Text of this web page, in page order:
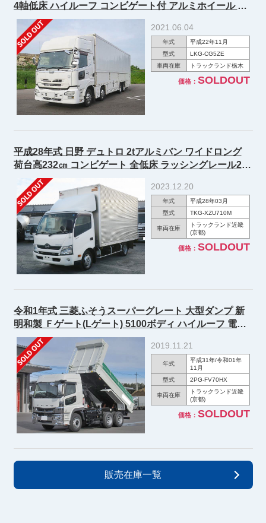
4軸低床 ハイルーフ コンビゲート付 アルミホイール バ
ックアイカメラ付 エアロ仕様 ★R3年12月迄車検付★
2021.06.04
年式
平成22年11月
型式
LKG-CG5ZE
車両在庫
トラックランド栃木
価格： SOLDOUT
平成28年式 日野 デュトロ 2tアルミバン ワイドロング
荷台高232㎝ コンビゲート 全低床 ラッシングレール2段
150馬力【準中型免許対応 ※5t限定を除く】
2023.12.20
年式
平成28年03月
型式
TKG-XZU710M
車両在庫
トラックランド近畿
(京都)
価格： SOLDOUT
令和1年式 三菱ふそうスーパーグレート 大型ダンプ 新
明和製 Ｆゲート(Lゲート) 5100ボディ ハイルーフ 電動
コボレーン付
2019.11.21
年式
平成31年/令和01年
11月
型式
2PG-FV70HX
車両在庫
トラックランド近畿
(京都)
価格： SOLDOUT
販売在庫一覧